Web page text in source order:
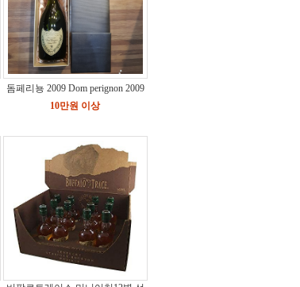
돔페리뇽 2009 Dom perignon 2009
10만원 이상